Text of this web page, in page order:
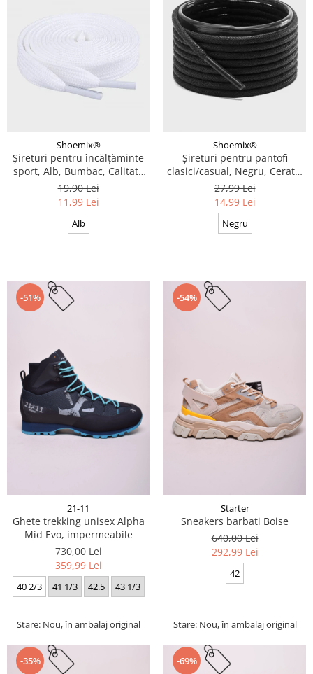
Shoemix®
Șireturi pentru încălțăminte
sport, Alb, Bumbac, Calitate
premium, 100 cm x 0.8 cm
19,90 Lei
11,99 Lei
Alb
Shoemix®
Șireturi pentru pantofi
clasici/casual, Negru, Cerate,
Calitate premium, 110 cm x
0.3 cm
27,99 Lei
14,99 Lei
Negru
-51%
21-11
Ghete trekking unisex Alpha
Mid Evo, impermeabile
730,00 Lei
359,99 Lei
40 2/3 41 1/3 42.5 43 1/3
Stare: Nou, în ambalaj original
-54%
Starter
Sneakers barbati Boise
640,00 Lei
292,99 Lei
42
Stare: Nou, în ambalaj original
-35% -69%